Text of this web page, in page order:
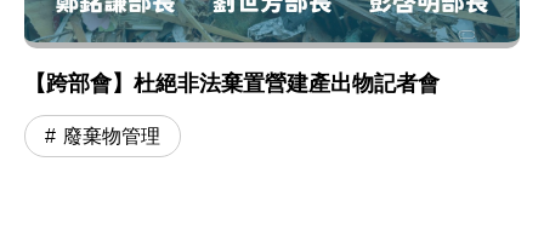
【跨部會】杜絕非法棄置營建產出物記者會
廢棄物管理